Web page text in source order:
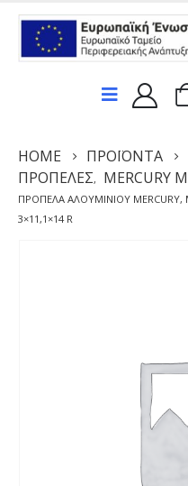
HOME
ΠΡΟΪΌΝΤΑ
ΠΡΟΠΈΛΕΣ, MERCURY
ΠΡΟΠΈΛΑ ΑΛΟΥΜΙΝΊΟΥ MERCURY,
3×11,1×14 R